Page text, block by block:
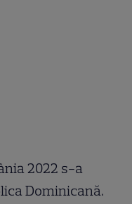
2022 s-a
Dominicană.